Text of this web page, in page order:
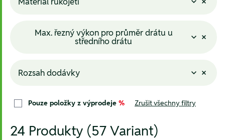
Max. řezný výkon pro průměr drátu u
středního drátu
Rozsah dodávky
Pouze položky z výprodeje % Zrušit všechny filtry
24 Produkty (57 Variant)